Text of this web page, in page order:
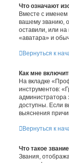
Что означают
Вместе с именем
вашему званию,
оставили, или
«аватара» и
Вернуться к
Как мне
На вкладке
инструментов:
администратора
доступны. Если
выяснения
Вернуться к
Что такое
Звания,